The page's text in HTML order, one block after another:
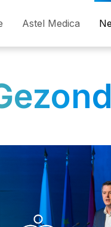
Astel Medica